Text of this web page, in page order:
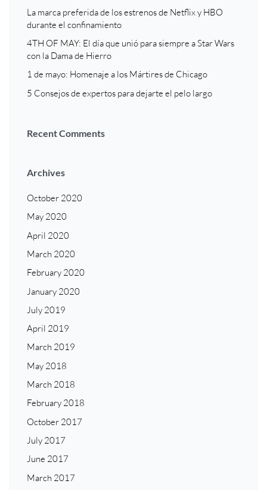
La marca preferida de los estrenos de Netflix y HBO
durante el confinamiento
4TH OF MAY: El día que unió para siempre a Star Wars
con la Dama de Hierro
1 de mayo: Homenaje a los Mártires de Chicago
5 Consejos de expertos para dejarte el pelo largo
Recent Comments
Archives
October 2020
May 2020
April 2020
March 2020
February 2020
January 2020
July 2019
April 2019
March 2019
May 2018
March 2018
February 2018
October 2017
July 2017
June 2017
March 2017